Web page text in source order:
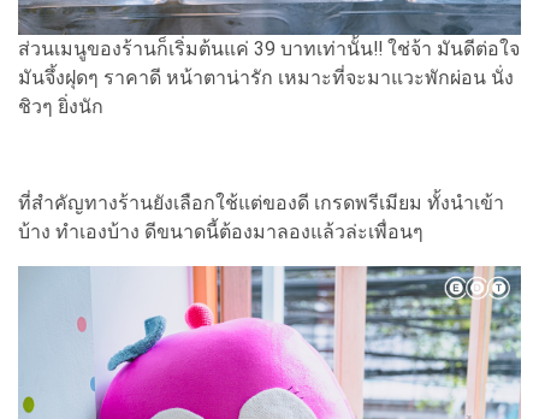
ส่วนเมนูของร้านก็เริ่มต้นแค่ 39 บาทเท่านั้น‼ ใช่จ้า มันดีต่อใจ
มันจึ้งฝุดๆ ราคาดี หน้าตาน่ารัก เหมาะที่จะมาแวะพักผ่อน นั่ง
ชิวๆ ยิ่งนัก
ที่สำคัญทางร้านยังเลือกใช้แต่ของดี เกรดพรีเมียม ทั้งนำเข้า
บ้าง ทำเองบ้าง ดีขนาดนี้ต้องมาลองแล้วล่ะเพื่อนๆ